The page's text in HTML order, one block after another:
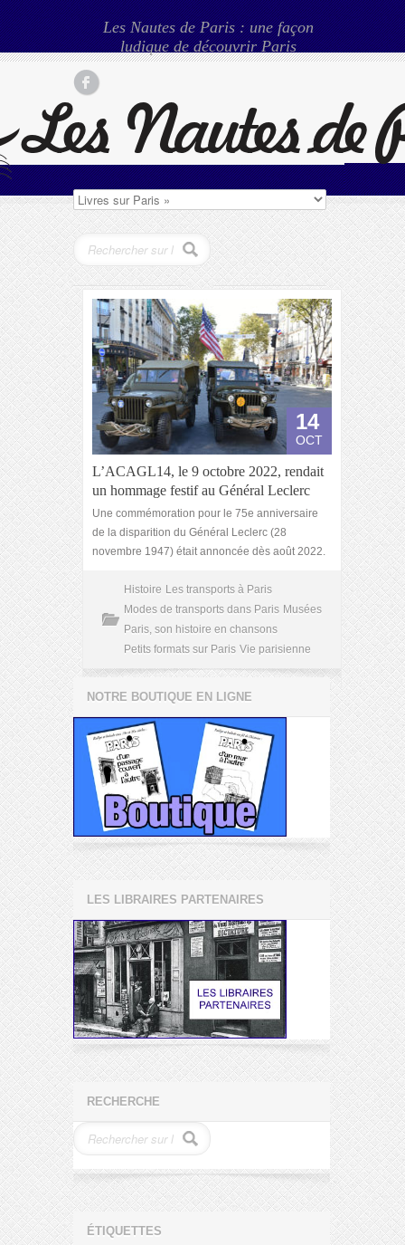
Les Nautes de Paris : une façon
ludique de découvrir Paris
14
OCT
L’ACAGL14, le 9 octobre 2022, rendait
un hommage festif au Général Leclerc
Une commémoration pour le 75e anniversaire
de la disparition du Général Leclerc (28
novembre 1947) était annoncée dès août 2022.
Histoire Les transports à Paris
Modes de transports dans Paris Musées
Paris, son histoire en chansons
Petits formats sur Paris Vie parisienne
NOTRE BOUTIQUE EN LIGNE
LES LIBRAIRES PARTENAIRES
RECHERCHE
ÉTIQUETTES